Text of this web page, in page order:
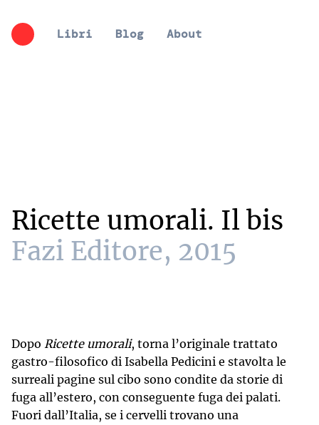
Libri Blog About
Ricette umorali. Il bis
Fazi Editore, 2015
Dopo Ricette umorali, torna l’originale trattato
gastro-filosofico di Isabella Pedicini e stavolta le
surreali pagine sul cibo sono condite da storie di
fuga all’estero, con conseguente fuga dei palati.
Fuori dall’Italia, se i cervelli trovano una